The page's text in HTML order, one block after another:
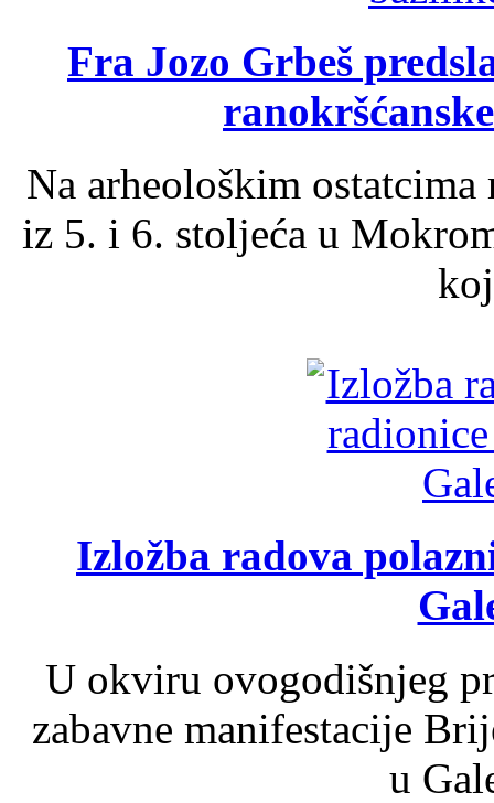
Fra Jozo Grbeš
Na arheološkim
iz 5. i 6. stoljeća u
Izložba radova
U okviru ovogodišnjeg
zabavne manifestacije
u